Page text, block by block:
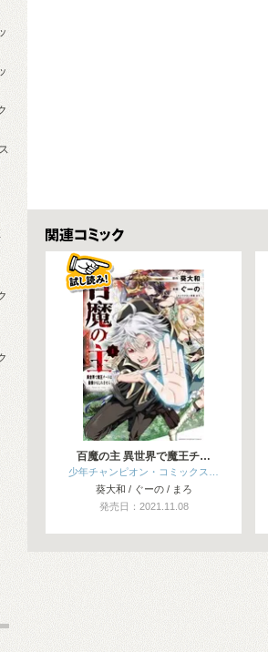
関連コミックス
百魔の主 異世界で魔王チ…
少年チャンピオン・コミックス…
葵大和 / ぐーの / まろ
発売日：2021.11.08